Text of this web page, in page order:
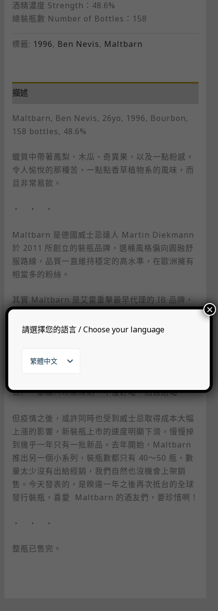
酒精濃度 Strength：48.6%​
總裝瓶數 Number of Bottles：158
標籤: 1996, Ben Nevis, Maltbarn
描述
Maltbarn, Ben Nevis, 26yo, 1996, Bourbon,
158 bottles, 48.6%
蠟質中帶著鳳梨、木瓜、奇異果，以及一點粉感。
令人愉悅的那種苦，一點點香草植物系的風味，而
且非常易飲。
・ ・ ・
Maltbarn 是德國威士忌達人 Martin Diekmann
於 2011 所創立的裝瓶品牌，選桶風格偏向圓融舒
服路線，品質一直維持穩定的高水準，在歐洲擁有
相當多的粉絲。
其實 Maltbarn 是艾雷重擊最早代理的 IB 品牌，
會需要再做一次介紹，實在是因為他們家上次新品
發表已經是整整一年前的事了，最近剛加入我們的
都會穩定發行三個批次，每次 6～7 款。陸續以
來，幾款好好喝的 Glenlossie、Glentaucher、
去），都讓人印象深刻。不僅好喝，而且耐喝。
但疫情之後，或許同時也受到威士忌取得成本大幅
上漲的影響，新裝瓶上市的速度明顯下滑，慢慢掉
到幾乎一年只有一批新品。去年開始，Maltbarn
推出另一個小系列，裝瓶數都只有 40～50 瓶，數
量太少沒有出給經銷，我們自然也沒機會上架銷
售。今天發表的，是睽違一年之後再次抵台的全球
發行裝瓶，喜愛 ​ Maltbarn 的酒友們，要珍惜啊！
・ ・ ・
整瓶已售完。
請選擇您的語言 / Choose your language
繁體中文
English
한국어
×